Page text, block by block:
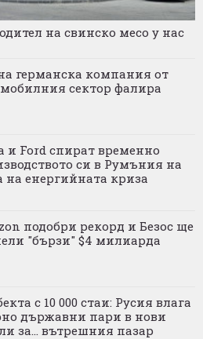
на свинско месо у нас
германска компания от
сектор фалира
и Ford спират временно
си в Румъния на
на енергийната криза
подобри рекорд и Безос ще
"бързи" $4 милиарда
с 10 000 стаи: Русия влага
държавни пари в нови
за... вътрешния пазар